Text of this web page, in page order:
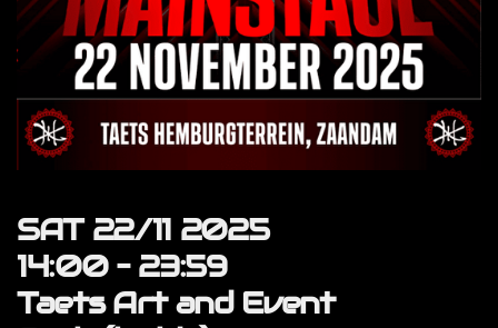
SAT 22/11 2025
14:00– 23:59
Taets Art and Event